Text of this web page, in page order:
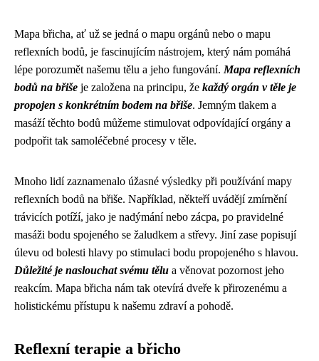
Mapa břicha, ať už se jedná o mapu orgánů nebo o mapu
reflexních bodů, je fascinujícím nástrojem, který nám pomáhá
lépe porozumět našemu tělu a jeho fungování. Mapa reflexních
bodů na břiše je založena na principu, že každý orgán v těle je
propojen s konkrétním bodem na břiše. Jemným tlakem a
masáží těchto bodů můžeme stimulovat odpovídající orgány a
podpořit tak samoléčebné procesy v těle.
Mnoho lidí zaznamenalo úžasné výsledky při používání mapy
reflexních bodů na břiše. Například, někteří uvádějí zmírnění
trávicích potíží, jako je nadýmání nebo zácpa, po pravidelné
masáži bodu spojeného se žaludkem a střevy. Jiní zase popisují
úlevu od bolesti hlavy po stimulaci bodu propojeného s hlavou.
Důležité je naslouchat svému tělu a věnovat pozornost jeho
reakcím. Mapa břicha nám tak otevírá dveře k přirozenému a
holistickému přístupu k našemu zdraví a pohodě.
Reflexní terapie a břicho